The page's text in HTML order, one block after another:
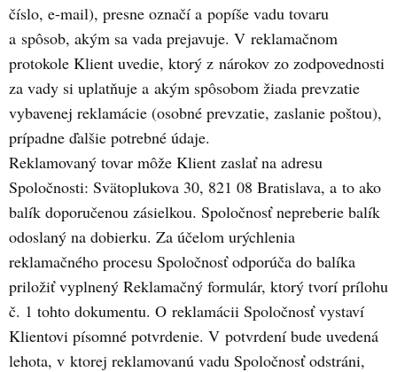
číslo, e-mail), presne označí a popíše vadu tovaru
a spôsob, akým sa vada prejavuje. V reklamačnom
protokole Klient uvedie, ktorý z nárokov zo zodpovednosti
za vady si uplatňuje a akým spôsobom žiada prevzatie
vybavenej reklamácie (osobné prevzatie, zaslanie poštou),
prípadne ďalšie potrebné údaje.
Reklamovaný tovar môže Klient zaslať na adresu
Spoločnosti: Svätoplukova 30, 821 08 Bratislava, a to ako
balík doporučenou zásielkou. Spoločnosť nepreberie balík
odoslaný na dobierku. Za účelom urýchlenia
reklamačného procesu Spoločnosť odporúča do balíka
priložiť vyplnený Reklamačný formulár, ktorý tvorí prílohu
č. 1 tohto dokumentu. O reklamácii Spoločnosť vystaví
Klientovi písomné potvrdenie. V potvrdení bude uvedená
lehota, v ktorej reklamovanú vadu Spoločnosť odstráni,